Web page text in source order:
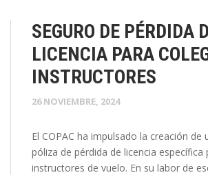
SEGURO DE PÉRDIDA
LICENCIA PARA
INSTRUCTORES
26 NOVIEMBRE, 2024
El COPAC ha impulsado la creación de
póliza de pérdida de licencia específica
instructores de vuelo. En su labor de